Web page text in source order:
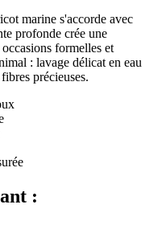
marine s'accorde avec
profonde crée une
formelles et
: lavage délicat en eau
précieuses.
: